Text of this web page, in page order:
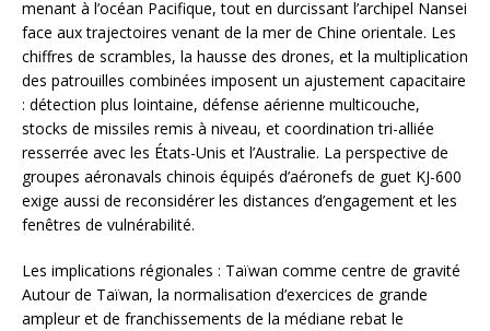
menant à l’océan Pacifique, tout en durcissant l’archipel Nansei
face aux trajectoires venant de la mer de Chine orientale. Les
chiffres de scrambles, la hausse des drones, et la multiplication
des patrouilles combinées imposent un ajustement capacitaire
: détection plus lointaine, défense aérienne multicouche,
stocks de missiles remis à niveau, et coordination tri-alliée
resserrée avec les États-Unis et l’Australie. La perspective de
groupes aéronavals chinois équipés d’aéronefs de guet KJ-600
exige aussi de reconsidérer les distances d’engagement et les
fenêtres de vulnérabilité.
Les implications régionales : Taïwan comme centre de gravité
Autour de Taïwan, la normalisation d’exercices de grande
ampleur et de franchissements de la médiane rebat le